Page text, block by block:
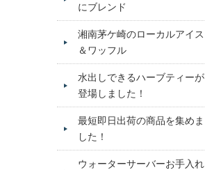
にブレンド
湘南茅ケ崎のローカルアイス
＆ワッフル
水出しできるハーブティーが
登場しました！
最短即日出荷の商品を集めま
した！
ウォーターサーバーお手入れ